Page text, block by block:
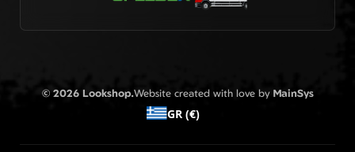
© 2026 Lookshop.Website created with love by MainSys
GR (€)